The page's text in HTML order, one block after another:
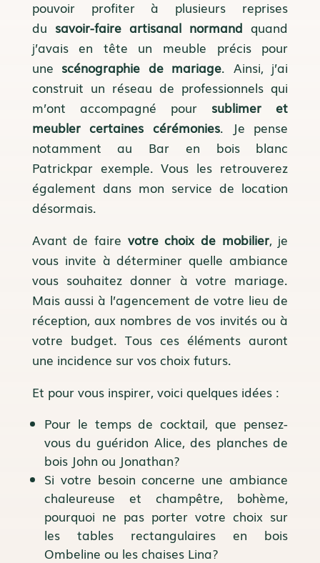
pouvoir profiter à plusieurs reprises
du savoir-faire artisanal normand quand
j’avais en tête un meuble précis pour
une scénographie de mariage. Ainsi, j’ai
construit un réseau de professionnels qui
m’ont accompagné pour
sublimer et
meubler certaines cérémonies. Je pense
notamment au
Bar en bois blanc
Patrickpar exemple. Vous les retrouverez
également dans mon service de location
désormais.
Avant de faire votre choix de mobilier, je
vous invite à déterminer quelle ambiance
vous souhaitez donner à votre mariage.
Mais aussi à l’agencement de votre lieu de
réception, aux nombres de vos invités ou à
votre budget. Tous ces éléments auront
une incidence sur vos choix futurs.
Et pour vous inspirer, voici quelques idées :
Pour le temps de cocktail, que pensez-
vous du guéridon Alice, des planches de
bois John ou Jonathan?
Si votre besoin concerne une ambiance
chaleureuse et champêtre, bohème,
pourquoi ne pas porter votre choix sur
les
tables rectangulaires en bois
Ombeline ou les chaises Lina?